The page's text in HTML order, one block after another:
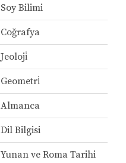
Soy Bilimi
Coğrafya
Jeoloji̇
Geometri̇
Almanca
Dil Bilgisi
Yunan ve Roma Tarihi